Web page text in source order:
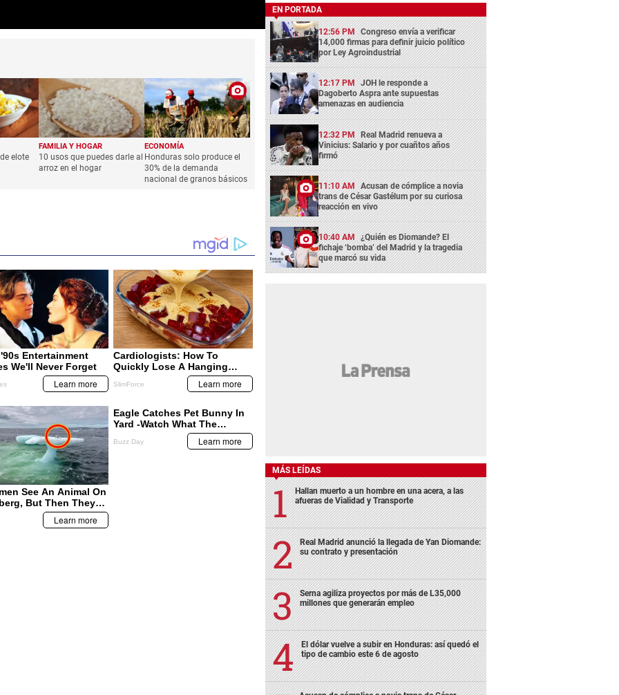
elote
FAMILIA Y HOGAR
10 usos que puedes darle al
arroz en el hogar
ECONOMÍA
Honduras solo produce el
30% de la demanda
nacional de granos básicos
EN PORTADA
12:56 PM Congreso envía a verificar
14,000 firmas para definir juicio político
por Ley Agroindustrial
12:17 PM JOH le responde a
Dagoberto Aspra ante supuestas
amenazas en audiencia
12:32 PM Real Madrid renueva a
Vinicius: Salario y por cuañtos años
firmó
11:10 AM Acusan de cómplice a novia
trans de César Gastélum por su curiosa
reacción en vivo
10:40 AM ¿Quién es Diomande? El
fichaje ‘bomba’ del Madrid y la tragedia
que marcó su vida
MÁS LEÍDAS
Hallan muerto a un hombre en una acera, a las
afueras de Vialidad y Transporte
Real Madrid anunció la llegada de Yan Diomande:
su contrato y presentación
Serna agiliza proyectos por más de L35,000
millones que generarán empleo
El dólar vuelve a subir en Honduras: así quedó el
tipo de cambio este 6 de agosto